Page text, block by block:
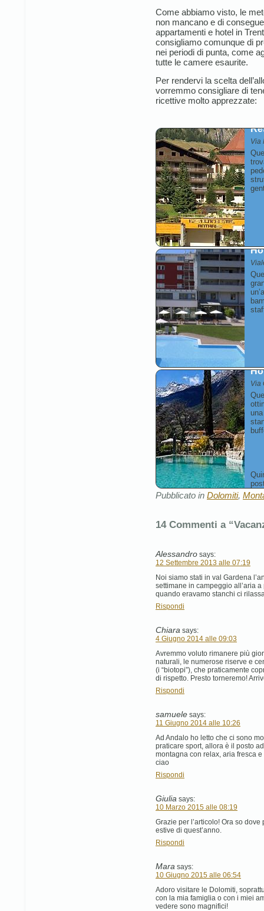
Come abbiamo visto, le
non mancano e di
appartamenti e hotel in
consigliamo comunque di
nei periodi di punta, come
tutte le camere esaurite.
Per rendervi la scelta
vorremmo consigliare di
ricettive molto apprezzate:
Via
Via
il
di divertimento e relax.
Pubblicato in Dolomiti,
14 Commenti a
Alessandro says:
12 Settembre 2013 alle 07:19
Noi siamo stati in val Gardena
settimane in campeggio all’aria
quando eravamo stanchi ci
Rispondi
Chiara says:
4 Giugno 2014 alle 09:03
Avremmo voluto rimanere più
naturali, le numerose riserve e
(i “biotopi”), che praticamente
di rispetto. Presto torneremo!
Rispondi
samuele says:
11 Giugno 2014 alle 10:26
Ad Andalo ho letto che ci sono
praticare sport, allora è il posto
montagna con relax, aria fresca
ciao
Rispondi
Giulia says:
10 Marzo 2015 alle 08:19
Grazie per l’articolo! Ora so
estive di quest’anno.
Rispondi
Mara says:
10 Giugno 2015 alle 06:54
Adoro visitare le Dolomiti,
con la mia famiglia o con i miei
vedere sono magnifici!